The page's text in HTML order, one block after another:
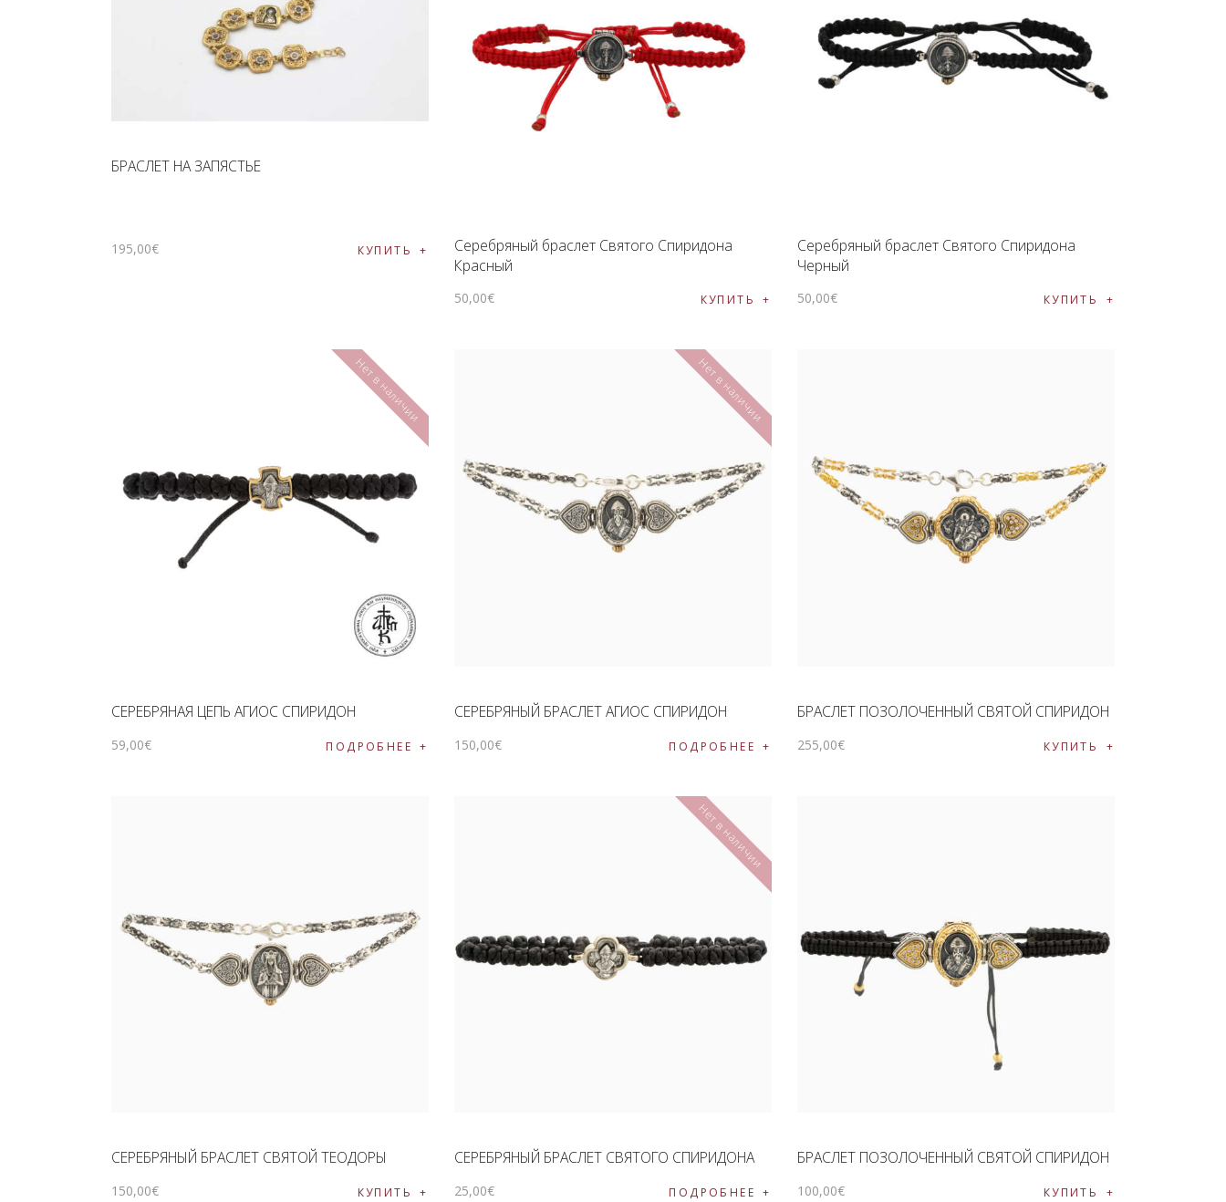
БЛОГ
БРАСЛЕТ НА ЗАПЯСТЬЕ
195,00€ КУПИТЬ
Серебряный браслет Святого Спиридона
Красный
50,00€ КУПИТЬ
Серебряный браслет Святого Спиридона
Черный
50,00€ КУПИТЬ
Нет в наличии
СЕРЕБРЯНАЯ ЦЕПЬ АГИОС СПИРИДОН
59,00€ ПОДРОБНЕЕ
Нет в наличии
СЕРЕБРЯНЫЙ БРАСЛЕТ АГИОС СПИРИДОН
150,00€ ПОДРОБНЕЕ
БРАСЛЕТ ПОЗОЛОЧЕННЫЙ СВЯТОЙ СПИРИДОН
255,00€ КУПИТЬ
СЕРЕБРЯНЫЙ БРАСЛЕТ СВЯТОЙ ТЕОДОРЫ
150,00€ КУПИТЬ
Нет в наличии
СЕРЕБРЯНЫЙ БРАСЛЕТ СВЯТОГО СПИРИДОНА
25,00€ ПОДРОБНЕЕ
БРАСЛЕТ ПОЗОЛОЧЕННЫЙ СВЯТОЙ СПИРИДОН
100,00€ КУПИТЬ